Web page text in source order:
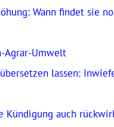
Wann findet sie
Agrar-Umwelt
lassen:
Kündigung auch